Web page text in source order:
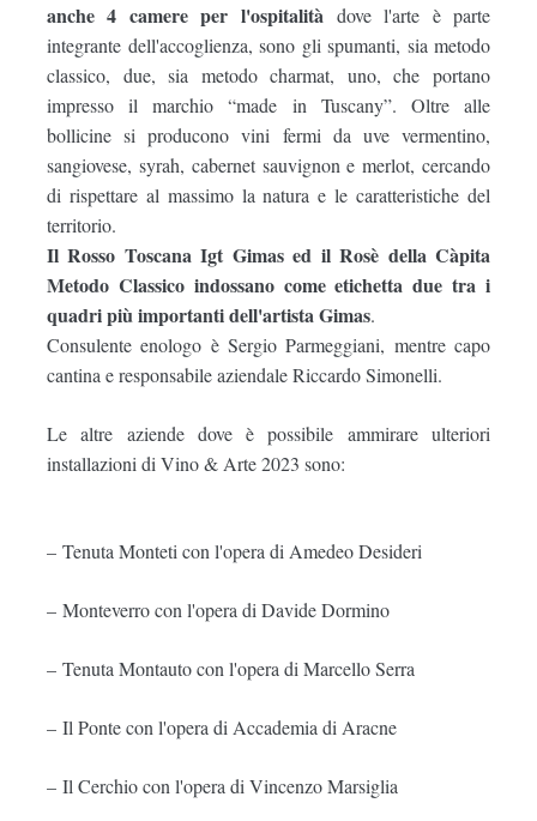
anche 4 camere per l'ospitalità dove l'arte è parte
integrante dell'accoglienza, sono gli spumanti, sia metodo
classico, due, sia metodo charmat, uno, che portano
impresso il marchio “made in Tuscany”. Oltre alle
bollicine si producono vini fermi da uve vermentino,
sangiovese, syrah, cabernet sauvignon e merlot, cercando
di rispettare al massimo la natura e le caratteristiche del
territorio.
Il Rosso Toscana Igt Gimas ed il Rosè della Càpita
Metodo Classico indossano come etichetta due tra i
quadri più importanti dell'artista Gimas.
Consulente enologo è Sergio Parmeggiani, mentre capo
cantina e responsabile aziendale Riccardo Simonelli.
Le altre aziende dove è possibile ammirare ulteriori
installazioni di Vino & Arte 2023 sono:
– Tenuta Monteti con l'opera di Amedeo Desideri
– Monteverro con l'opera di Davide Dormino
– Tenuta Montauto con l'opera di Marcello Serra
– Il Ponte con l'opera di Accademia di Aracne
– Il Cerchio con l'opera di Vincenzo Marsiglia